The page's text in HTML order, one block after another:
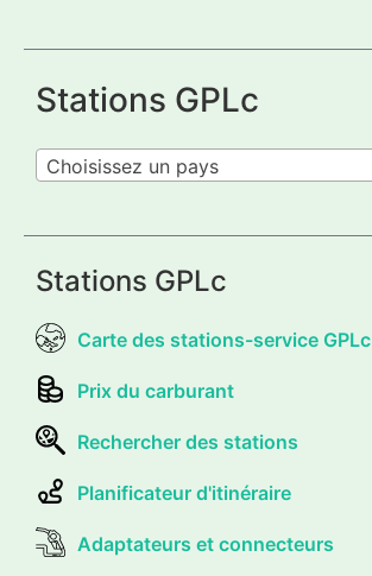
Stations GPLc
Choisissez un pays
Stations GPLc
Carte des stations-service GPLc
Prix du carburant
Rechercher des stations
Planificateur d'itinéraire
Adaptateurs et connecteurs